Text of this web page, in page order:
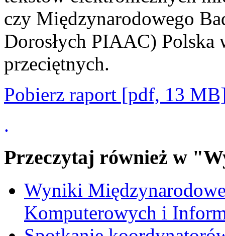
czy Międzynarodowego
Dorosłych PIAAC) Polska
przeciętnych.
Pobierz raport [pdf, 13
.
Przeczytaj również w
Wyniki
Komputerowych i